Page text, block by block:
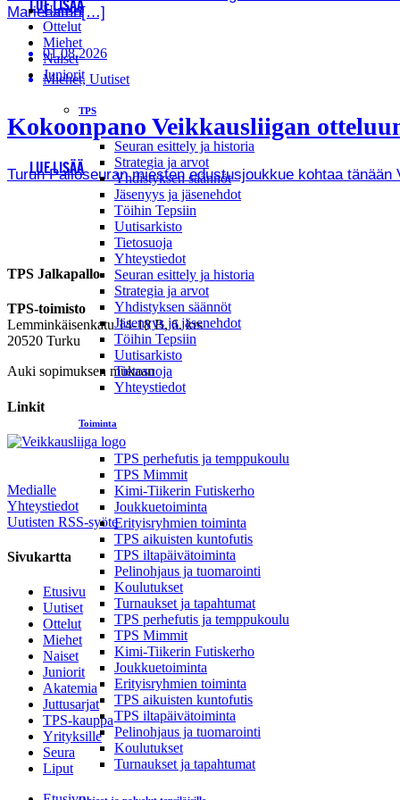
Uutiset
Ottelut
Miehet
Naiset
Juniorit
TPS
Seuran esittely ja historia
Strategia ja arvot
Yhdistyksen säännöt
Jäsenyys ja jäsenehdot
Töihin Tepsiin
Uutisarkisto
Tietosuoja
Yhteystiedot
Seuran esittely ja historia
Strategia ja arvot
Yhdistyksen säännöt
Jäsenyys ja jäsenehdot
Töihin Tepsiin
Uutisarkisto
Tietosuoja
Yhteystiedot
Toiminta
TPS perhefutis ja temppukoulu
TPS Mimmit
Kimi-Tiikerin Futiskerho
Joukkuetoiminta
Erityisryhmien toiminta
TPS aikuisten kuntofutis
TPS iltapäivätoiminta
Pelinohjaus ja tuomarointi
Koulutukset
Turnaukset ja tapahtumat
TPS perhefutis ja temppukoulu
TPS Mimmit
Kimi-Tiikerin Futiskerho
Joukkuetoiminta
Erityisryhmien toiminta
TPS aikuisten kuntofutis
TPS iltapäivätoiminta
Pelinohjaus ja tuomarointi
Koulutukset
Turnaukset ja tapahtumat
Mariehamn[…]
LUE LISÄÄ
01.08.2026
Miehet, Uutiset
Kokoonpano Veikkausliigan
Turun Palloseuran miesten edustusjoukkue kohtaa
LUE LISÄÄ
TPS Jalkapallo
TPS-toimisto
Lemminkäisenkatu 14-18 B, 6. krs
20520 Turku
Auki sopimuksen mukaan
Linkit
Medialle
Yhteystiedot
Uutisten RSS-syöte
Sivukartta
Etusivu
Uutiset
Ottelut
Miehet
Naiset
Juniorit
Akatemia
Juttusarjat
TPS-kauppa
Yrityksille
Seura
Liput